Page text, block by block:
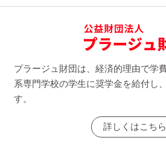
プラージュ財団は、経済的理由で学
系専門学校の学生に奨学金を給付し
す。
詳しくはこちら